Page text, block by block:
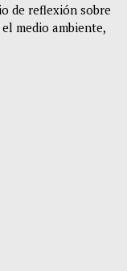
de reflexión sobre
medio ambiente,